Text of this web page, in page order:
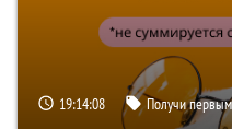
19:14:07 Получи